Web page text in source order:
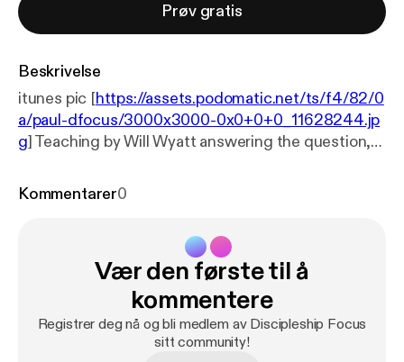
Prøv gratis
Beskrivelse
itunes pic [https://assets.podomatic.net/ts/f4/82/0
a/paul-dfocus/3000x3000-0x0+0+0_11628244.jp
g] Teaching by Will Wyatt answering the question,
of "Discovery: God's Answers to Our Deepest
Kommentarer0
Vær den første til å
kommentere
Registrer deg nå og bli medlem av Discipleship Focus
sitt community!